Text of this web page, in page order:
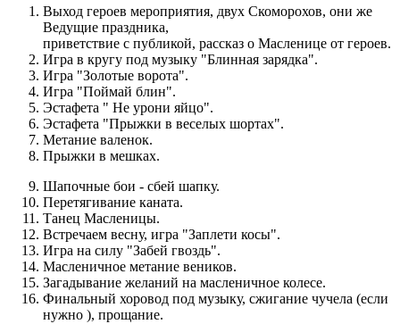
Выход героев мероприятия, двух Скоморохов, они же
Ведущие праздника,
приветствие с публикой, рассказ о Масленице от героев.
Игра в кругу под музыку "Блинная зарядка".
Игра "Золотые ворота".
Игра "Поймай блин".
Эстафета " Не урони яйцо".
Эстафета "Прыжки в веселых шортах".
Метание валенок.
Прыжки в мешках.
Шапочные бои - сбей шапку.
Перетягивание каната.
Танец Масленицы.
Встречаем весну, игра "Заплети косы".
Игра на силу "Забей гвоздь".
Масленичное метание веников.
Загадывание желаний на масленичное колесе.
Финальный хоровод под музыку, сжигание чучела (если
нужно ), прощание.